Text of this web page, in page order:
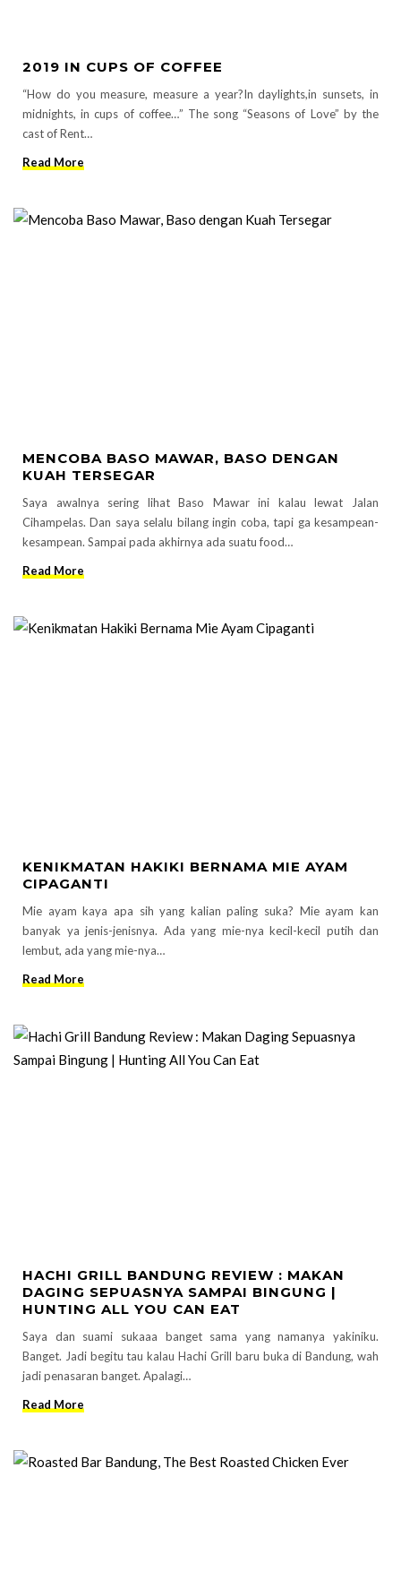
2019 IN CUPS OF COFFEE
“How do you measure, measure a year?In daylights,in sunsets, in
midnights, in cups of coffee…” The song “Seasons of Love” by the
cast of Rent…
Read More
MENCOBA BASO MAWAR, BASO DENGAN
KUAH TERSEGAR
Saya awalnya sering lihat Baso Mawar ini kalau lewat Jalan
Cihampelas. Dan saya selalu bilang ingin coba, tapi ga kesampean-
kesampean. Sampai pada akhirnya ada suatu food…
Read More
KENIKMATAN HAKIKI BERNAMA MIE AYAM
CIPAGANTI
Mie ayam kaya apa sih yang kalian paling suka? Mie ayam kan
banyak ya jenis-jenisnya. Ada yang mie-nya kecil-kecil putih dan
lembut, ada yang mie-nya…
Read More
HACHI GRILL BANDUNG REVIEW : MAKAN
DAGING SEPUASNYA SAMPAI BINGUNG |
HUNTING ALL YOU CAN EAT
Saya dan suami sukaaa banget sama yang namanya yakiniku.
Banget. Jadi begitu tau kalau Hachi Grill baru buka di Bandung, wah
jadi penasaran banget. Apalagi…
Read More